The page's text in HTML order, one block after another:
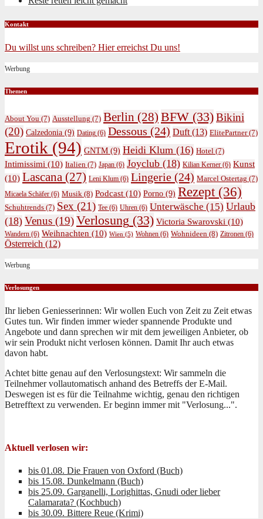
Kontakt
Du willst uns schreiben? Hier erreichst Du uns!
Werbung
Themen
About You (7) Ausstellung (7) Berlin (28) BFW (33)Bikini
(20) Calzedonia (9) Dating (6) Dessous (24) Duft (13) ElitePartner(7)
Erotik (94) GNTM (9) Heidi Klum (16) Hotel (7)
Intimissimi (10) Italien (7) Japan (6) Joyclub (18) Kilian Kerner (6) Kunst
(10) Lascana (27) Leni Klum (6) Lingerie (24) Marcel Ostertag (7)
Micaela Schäfer (6) Musik (8) Podcast (10) Porno (9) Rezept (36)
Schuhtrends (7) Sex (21) Tee (6) Uhren (6) Unterwäsche (15) Urlaub
(18) Venus (19)Verlosung (33) Victoria Swarovski (10)
Wandern (6) Weihnachten (10) Wien (5) Wohnen (6) Wohnideen (8) Zitronen (6)
Österreich (12)
Werbung
Verlosungen
Ihr lieben Geniesserinnen: Wir wollen Euch von Zeit zu Zeit etwas
Gutes tun. Wir finden immer wieder spannende Produkte und
Angebote und dann sprechen wir mit dem jeweiligen Anbieter, ob
wir sein Produkt nicht verlosen können. Damit Ihr auch etwas
davon habt.
Achtet bitte genau auf den Verlosungstext: Wir sammeln die
Teilnehmer vollautomatisch anhand des Betreffs der E-Mail.
Deswegen ist es für die Teilnahme wichtig, genau den richtigen
Betrefftext zu verwenden. Er beginn immer mit "Verlosung...".
Aktuell verlosen wir:
bis 01.08. Die Frauen von Oxford (Buch)
bis 15.08. Dunkelmann (Buch)
bis 25.09. Garganelli, Lorighittas, Gnudi oder lieber
Calamarata? (Kochbuch)
bis 30.09. Bittere Reue (Krimi)